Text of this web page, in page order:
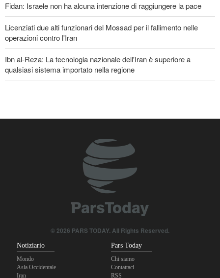
Fidan: Israele non ha alcuna intenzione di raggiungere la pace
Licenziati due alti funzionari del Mossad per il fallimento nelle
operazioni contro l'Iran
Ibn al-Reza: La tecnologia nazionale dell'Iran è superiore a
qualsiasi sistema importato nella regione
La risposta di Ghalibaf a Trump: La diplomazia teatrale in loop è
Se non avessimo sacrificato i giapponesi, il futuro del mondo
sarebbe stato pieno di guerre! Immagini selezionate
nell'anniversario del massacro atomico di Hiroshima
© 2026 PARS TODAY. All Rights Reserved.
Notiziario
Mondo
Asia Occidentale
Iran
Pars Today
Chi siamo
Contattaci
RSS